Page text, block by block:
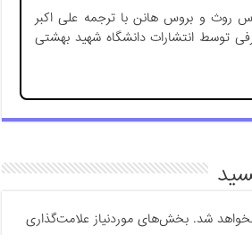
روث و بروس هانن با ترجمه علی اکبر
توسط انتشارات دانشگاه شهید بهشتی
شد. بخش‌های موردنیاز علامت‌گذاری